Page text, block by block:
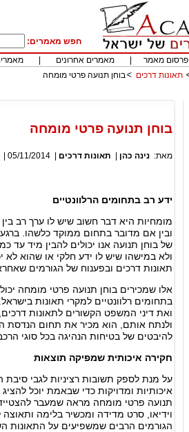
חפש מאמרים:
פרסום מאמר מאמרים אחרונים
תאונות דרכים בוחן תנועה פרטי מומחה
בוחן תנועה פרטי מומחה
מאת: נינה כהן תאונות דרכים 05/11/2014
ידע רב בתחומים הרלוונטיים
מומחיות היא דבר חשוב שיש לו ערך רב
ובין אם מדובר בתחום ממוקד כלשהו.
של בוחן תנועה אנו יכולים להבין מיד
ולא במישהו שיש לו ידע חלקי או שהוא לא
תאונות דרכים ובפענוח של הגורמים
אלו שמכירים בוחן תנועה פרטי מומחה
בתחומים רלוונטיים למקרי תאונות
ואת דיני המשפט הקשורים לתאונות
ולנתח אותם, הוא מכיר את תחום הנדסת
להיבטים של בטיחות הנהיגה בכל סוגי
חקירה איכותית שמפיקה תוצאות
על מנת לספק תשובות רציניות לגבי סיבת
איכותיות ומדויקות כדי שבאמת יוכל
תנועה פרטי מומחה מראה שמעבר
וידיאו, סרט מדידה ומכשיר בלימה
הגורמים הרבים שמשפיעים על התאונות